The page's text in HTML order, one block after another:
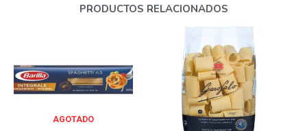
PRODUCTOS RELACIONADOS
AGOTADO